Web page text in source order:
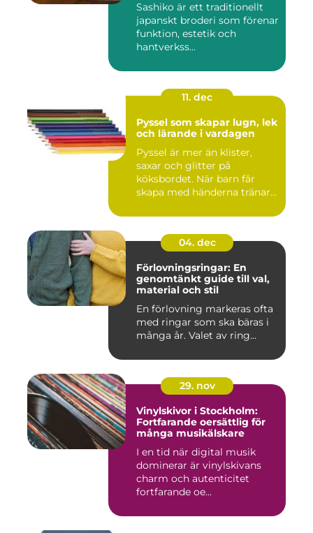
Sashiko är ett traditionellt
japanskt broderi som förenar
funktion, estetik och
hantverkss...
11. dec
Pyssel som skapar lugn, lek
och lärande i vardagen
Pyssel är mer än klister,
saxar och glitter på
köksbordet. När barn får
skapa med händerna tränar
04. dec
Förlovningsringar: En
genomtänkt guide till val,
material och stil
En förlovning markeras ofta
med ringar som ska bäras i
många år. Valet av ring...
29. nov
Vinylskivor i Stockholm:
Fortfarande oersättlig för
många musikälskare
I en tid när digital musik
dominerar är vinylskivans
charm och autenticitet
fortfarande oe...